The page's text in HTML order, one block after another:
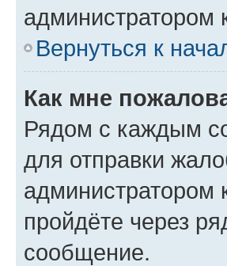
администратором
Вернуться к
Как мне
Рядом с каждым
для отправки
администратором
пройдёте через
сообщение.